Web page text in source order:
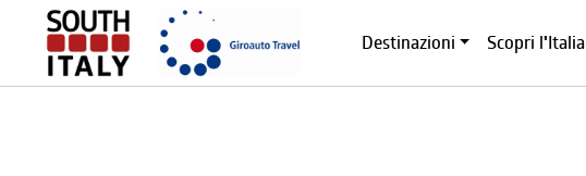
Destinazioni Scopri l'Italia